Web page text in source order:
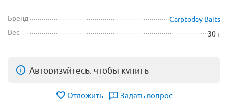
Бренд
Carptoday Baits
Вес
30 г
Авторизуйтесь, чтобы купить
Отложить Задать вопрос